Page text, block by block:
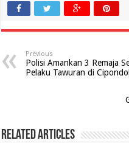
Previous
Polisi Amankan 3 Remaja
Pelaku Tawuran di
Related Articles